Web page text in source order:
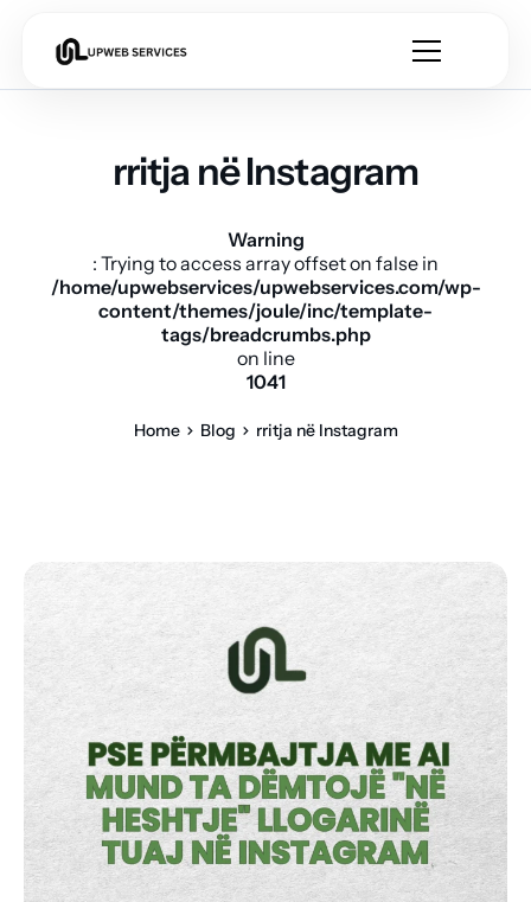
rritja në Instagram
Warning
: Trying to access array offset on false in
/home/upwebservices/upwebservices.com/wp-
content/themes/joule/inc/template-
tags/breadcrumbs.php
on line
1041
Home Blog rritja në Instagram